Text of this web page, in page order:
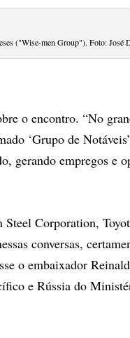
("Wise-men Group"). Foto: José
o encontro. “No
‘Grupo de
gerando empregos e
Steel Corporation,
conversas,
o embaixador
e Rússia do